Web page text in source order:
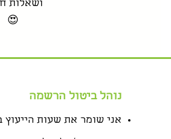
ושאלות
😍
נוהל ביטול הרשמה
אני שומר את שעות הייעוץ